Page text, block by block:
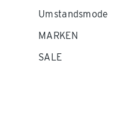
Umstandsmode
MARKEN
SALE